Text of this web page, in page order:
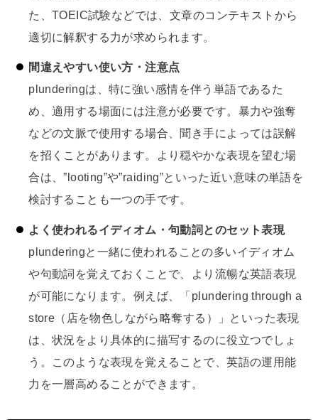
た、TOEIC試験などでは、文章のコンテキストから
適切に解釈する力が求められます。
間違えやすい使い方・注意点
plunderingは、特に強い感情を伴う単語であるた
め、適用する場面には注意が必要です。暴力や強奪
などの文脈で使用する場合、聞き手によっては誤解
を招くことがあります。より穏やかな表現を望む場
合は、”looting”や”raiding”といった近い意味の単語を
検討することも一つの手です。
よく使われるイディオム・句動詞とのセット表現
plunderingと一緒に使われることの多いイディオム
や句動詞を覚えておくことで、より流暢な英語表現
が可能になります。例えば、「plundering through a
store（店を物色しながら略奪する）」といった表現
は、状況をより具体的に描写するのに役立つでしょ
う。このような表現を覚えることで、英語の運用能
力を一層高めることができます。